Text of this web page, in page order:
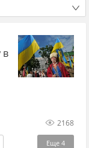
в
2168
Еще 4